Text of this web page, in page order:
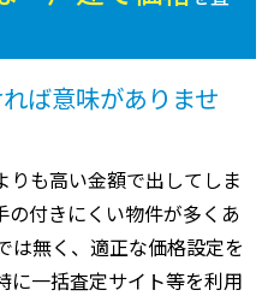
ば意味がありませ
も高い金額で出してしま
の付きにくい物件が多くあ
は無く、適正な価格設定を
に一括査定サイト等を利用